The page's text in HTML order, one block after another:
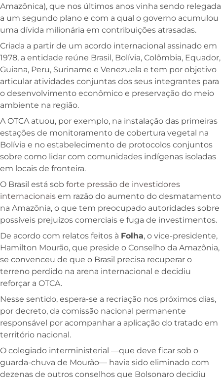
Amazônica), que nos últimos anos vinha sendo relegada
a um segundo plano e com a qual o governo acumulou
uma dívida milionária em contribuições atrasadas.
Criada a partir de um acordo internacional assinado em
1978, a entidade reúne Brasil, Bolívia, Colômbia, Equador,
Guiana, Peru, Suriname e Venezuela e tem por objetivo
articular atividades conjuntas dos seus integrantes para
o desenvolvimento econômico e preservação do meio
ambiente na região.
A OTCA atuou, por exemplo, na instalação das primeiras
estações de monitoramento de cobertura vegetal na
Bolívia e no estabelecimento de protocolos conjuntos
sobre como lidar com comunidades indígenas isoladas
em locais de fronteira.
O Brasil está sob forte pressão de investidores
internacionais em razão do aumento do desmatamento
na Amazônia, o que tem preocupado autoridades sobre
possíveis prejuízos comerciais e fuga de investimentos.
De acordo com relatos feitos à Folha, o vice-presidente,
Hamilton Mourão, que preside o Conselho da Amazônia,
se convenceu de que o Brasil precisa recuperar o
terreno perdido na arena internacional e decidiu
reforçar a OTCA.
Nesse sentido, espera-se a recriação nos próximos dias,
por decreto, da comissão nacional permanente
responsável por acompanhar a aplicação do tratado em
território nacional.
O colegiado interministerial —que deve ficar sob o
guarda-chuva de Mourão— havia sido eliminado com
dezenas de outros conselhos que Bolsonaro decidiu